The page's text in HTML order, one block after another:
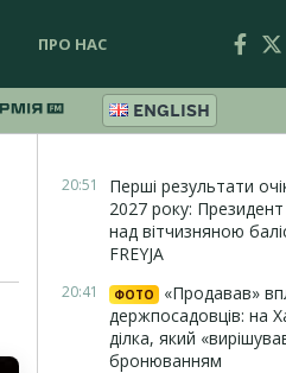
ПРО НАС
ENGLISH
20:51
Перші результати
2027 року:
над вітчизняною
FREYJA
20:41 ФОТО
«Продавав»
держпосадовців: на
ділка, який
бронюванням